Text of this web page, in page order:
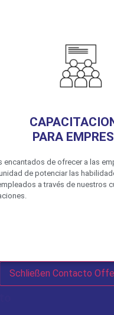
PARA
encantados de ofrecer a las
de potenciar las
a través de nuestros
Schließen Contacto